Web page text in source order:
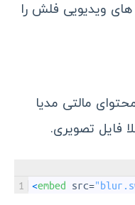
ویدیویی فلش را
مالتی مدیا
1 <embed src=